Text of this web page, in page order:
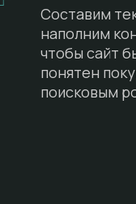
Составим
наполним
чтобы сайт
понятен
поисковым